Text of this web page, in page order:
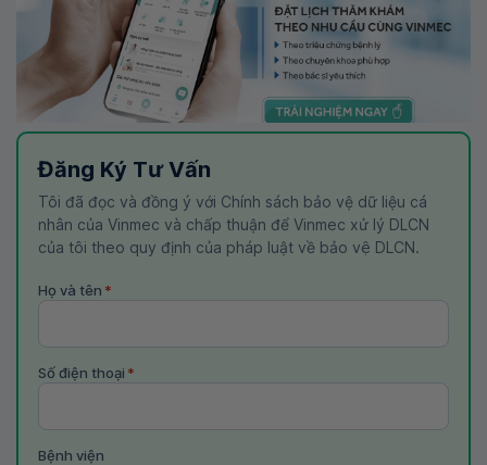
Đăng Ký Tư Vấn
Tôi đã đọc và đồng ý với Chính sách bảo vệ dữ liệu cá
nhân của Vinmec và chấp thuận để Vinmec xử lý DLCN
của tôi theo quy định của pháp luật về bảo vệ DLCN.
Họ và tên *
Số điện thoại *
Bệnh viện